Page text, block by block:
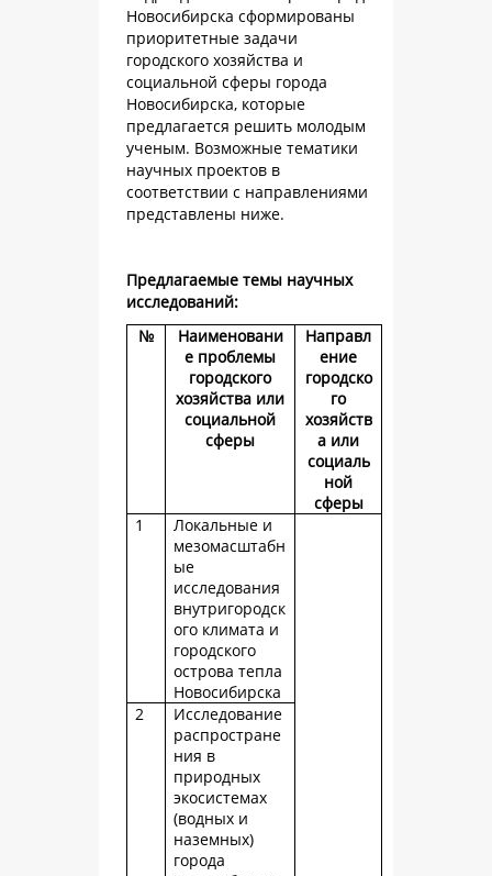
Новосибирска сформированы
приоритетные задачи
городского хозяйства и
социальной сферы города
Новосибирска, которые
предлагается решить молодым
ученым. Возможные тематики
научных проектов в
соответствии с направлениями
представлены ниже.
Предлагаемые темы научных
исследований:
№
Наименовани
е проблемы
городского
хозяйства или
социальной
сферы
Направл
ение
городско
го
хозяйств
а или
социаль
ной
сферы
1
Локальные и
мезомасштабн
ые
исследования
внутригородск
ого климата и
городского
острова тепла
Новосибирска
2
Исследование
распростране
ния в
природных
экосистемах
(водных и
наземных)
города